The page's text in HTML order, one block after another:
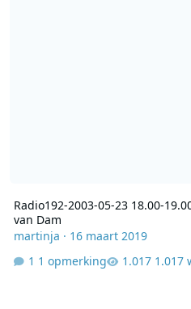
Radio192-2003-05-23 18.00-
van Dam
martinja · 16 maart 2019
1 opmerking
1.017